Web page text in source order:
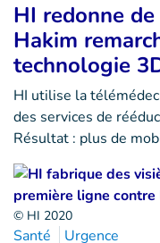
HI redonne de
Hakim
technologie
HI utilise la
des services de
Résultat : plus de
© HI 2020
Santé Urgence